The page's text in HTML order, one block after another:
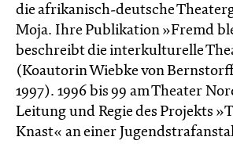
die afrikanisch-deutsche
Moja. Ihre Publikation »Fremd
beschreibt die interkulturelle
(Koautorin Wiebke von
1997). 1996 bis 99 am Theater
Leitung und Regie des Projekts
Knast« an einer